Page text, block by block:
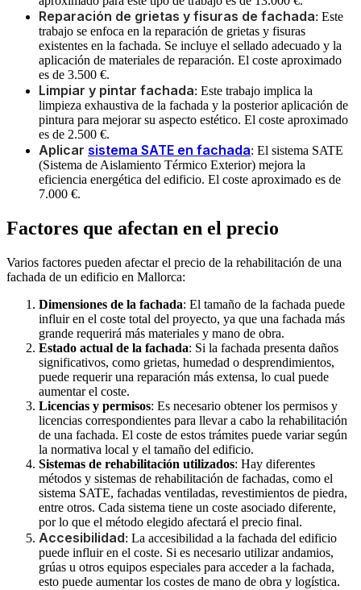
Reparación de grietas y fisuras de fachada: Este
trabajo se enfoca en la reparación de grietas y fisuras
existentes en la fachada. Se incluye el sellado adecuado y la
aplicación de materiales de reparación. El coste aproximado
es de 3.500 €.
Limpiar y pintar fachada: Este trabajo implica la
limpieza exhaustiva de la fachada y la posterior aplicación de
pintura para mejorar su aspecto estético. El coste aproximado
es de 2.500 €.
Aplicar sistema SATE en fachada: El sistema SATE
(Sistema de Aislamiento Térmico Exterior) mejora la
eficiencia energética del edificio. El coste aproximado es de
7.000 €.
Factores que afectan en el precio
Varios factores pueden afectar el precio de la rehabilitación de una
fachada de un edificio en Mallorca:
Dimensiones de la fachada: El tamaño de la fachada puede
influir en el coste total del proyecto, ya que una fachada más
grande requerirá más materiales y mano de obra.
Estado actual de la fachada: Si la fachada presenta daños
significativos, como grietas, humedad o desprendimientos,
puede requerir una reparación más extensa, lo cual puede
aumentar el coste.
Licencias y permisos: Es necesario obtener los permisos y
licencias correspondientes para llevar a cabo la rehabilitación
de una fachada. El coste de estos trámites puede variar según
la normativa local y el tamaño del edificio.
Sistemas de rehabilitación utilizados: Hay diferentes
métodos y sistemas de rehabilitación de fachadas, como el
sistema SATE, fachadas ventiladas, revestimientos de piedra,
entre otros. Cada sistema tiene un coste asociado diferente,
por lo que el método elegido afectará el precio final.
Accesibilidad: La accesibilidad a la fachada del edificio
puede influir en el coste. Si es necesario utilizar andamios,
grúas u otros equipos especiales para acceder a la fachada,
esto puede aumentar los costes de mano de obra y logística.